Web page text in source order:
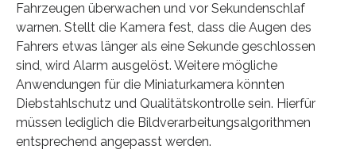
Fahrzeugen überwachen und vor Sekundenschlaf
warnen. Stellt die Kamera fest, dass die Augen des
Fahrers etwas länger als eine Sekunde geschlossen
sind, wird Alarm ausgelöst. Weitere mögliche
Anwendungen für die Miniaturkamera könnten
Diebstahlschutz und Qualitätskontrolle sein. Hierfür
müssen lediglich die Bildverarbeitungsalgorithmen
entsprechend angepasst werden.